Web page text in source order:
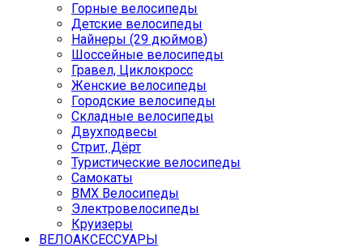
Горные велосипеды
Детские велосипеды
Найнеры (29 дюймов)
Шоссейные велосипеды
Гравел, Циклокросс
Женские велосипеды
Городcкие велосипеды
Складные велосипеды
Двухподвесы
Стрит, Дёрт
Туристические велосипеды
Самокаты
BMX Велосипеды
Электровелосипеды
Круизеры
ВЕЛОАКСЕССУАРЫ